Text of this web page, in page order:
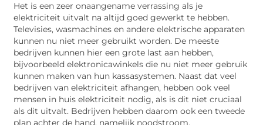
Het is een zeer onaangename verrassing als je
elektriciteit uitvalt na altijd goed gewerkt te hebben.
Televisies, wasmachines en andere elektrische apparaten
kunnen nu niet meer gebruikt worden. De meeste
bedrijven kunnen hier een grote last aan hebben,
bijvoorbeeld elektronicawinkels die nu niet meer gebruik
kunnen maken van hun kassasystemen. Naast dat veel
bedrijven van elektriciteit afhangen, hebben ook veel
mensen in huis elektriciteit nodig, als is dit niet cruciaal
als dit uitvalt. Bedrijven hebben daarom ook een tweede
plan achter de hand, namelijk noodstroom.